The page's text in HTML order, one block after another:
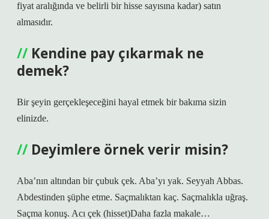
fiyat aralığında ve belirli bir hisse sayısına kadar) satın
almasıdır.
Kendine pay çıkarmak ne
demek?
Bir şeyin gerçekleşeceğini hayal etmek bir bakıma sizin
elinizde.
Deyimlere örnek verir misin?
Aba’nın altından bir çubuk çek. Aba’yı yak. ​​Seyyah Abbas.
Abdestinden şüphe etme. Saçmalıktan kaç. Saçmalıkla uğraş.
Saçma konuş. Acı çek (hisset)Daha fazla makale…